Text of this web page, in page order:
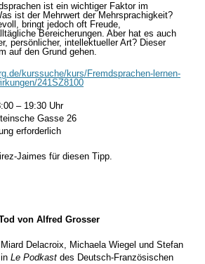
ist ein wichtiger Fak­tor im
ist der Mehr­wert der Mehrsprachigkeit?
bringt jedoch oft Freude,
Bereicherungen. Aber hat es auch
persönlicher, intellektueller Art? Dieser
auf den Grund gehen.
kurssuche/kurs/Fremdsprachen-lernen-
241SZ8100
– 19:30 Uhr
Gasse 26
erforderlich
Jaimes für diesen Tipp.
von Alfred Grosser
Delacroix, Michaela Wiegel und Stefan
Le Podkast des Deutsch-Französischen